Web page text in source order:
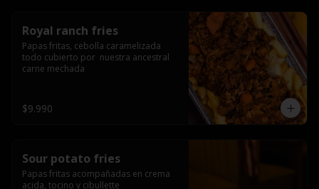
Royal ranch fries
Papas fritas, cebolla caramelizada
todo cubierto por  nuestra ancestral
carne mechada
$9.990
Sour potato fries
Papas fritas acompañadas en crema
acida, tocino y cibullette